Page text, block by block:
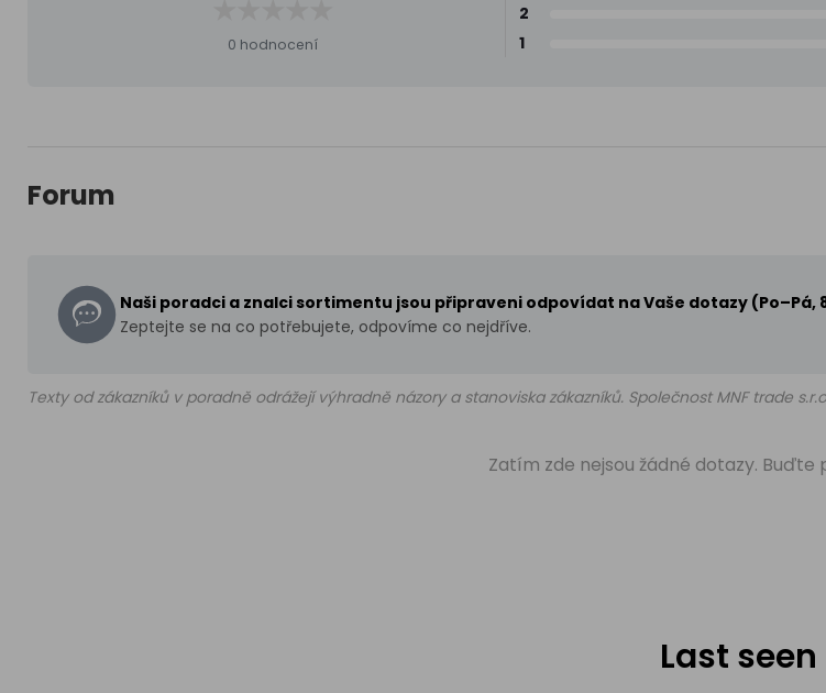
0 hodnocení
2
1
Forum
Naši poradci a znalci sortimentu jsou připraveni odpovídat na Vaše dotazy (Po–Pá,
Zeptejte se na co potřebujete, odpovíme co nejdříve.
Texty od zákazníků v poradně odrážejí výhradně názory a stanoviska zákazníků. Společnost MNF trade
Zatím zde nejsou žádné dotazy. Buďte
Last seen